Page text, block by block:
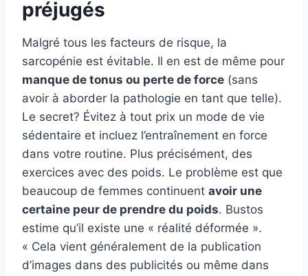
préjugés
Malgré tous les facteurs de risque, la
sarcopénie est évitable. Il en est de même pour
manque de tonus ou perte de force (sans
avoir à aborder la pathologie en tant que telle).
Le secret? Évitez à tout prix un mode de vie
sédentaire et incluez l’entraînement en force
dans votre routine. Plus précisément, des
exercices avec des poids. Le problème est que
beaucoup de femmes continuent avoir une
certaine peur de prendre du poids. Bustos
estime qu’il existe une « réalité déformée ».
« Cela vient généralement de la publication
d’images dans des publicités ou même dans